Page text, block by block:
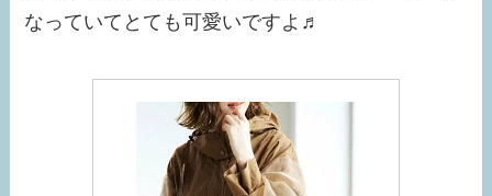
なっていてとても可愛いですよ♬